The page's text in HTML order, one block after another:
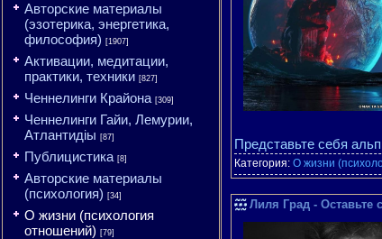
Авторские материалы
(эзотерика, энергетика,
философия) [1907]
Активации, медитации,
практики, техники [827]
Ченнелинги Крайона [309]
Ченнелинги Гайи, Лемурии,
Атлантидіы [87]
Публицистика [8]
Авторские материалы
(психология) [34]
О жизни (психология
отношений) [79]
Представьте себя
Категория: О жизни
Лиля Град - Оставьте